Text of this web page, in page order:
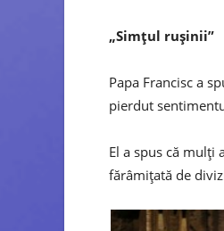
„Simțul rușinii”
Papa Francisc a
pierdut
El a spus că mulți
fărâmițată de